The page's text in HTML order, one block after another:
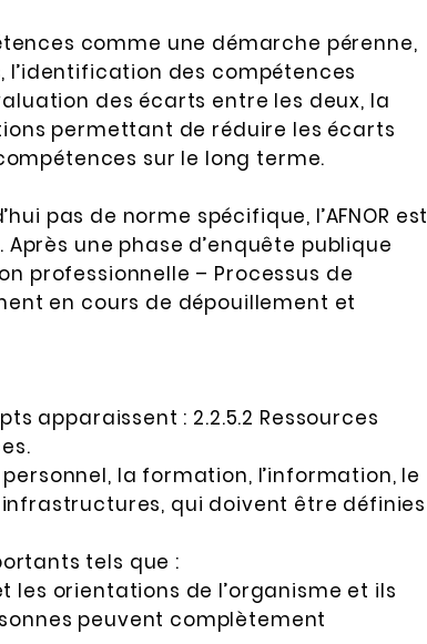
comme une démarche pérenne,
l’identification des compétences
des écarts entre les deux, la
permettant de réduire les écarts
sur le long terme.
pas de norme spécifique, l’AFNOR est
une phase d’enquête publique
professionnelle – Processus de
en cours de dépouillement et
apparaissent : 2.2.5.2 Ressources
la formation, l’information, le
qui doivent être définies
tels que :
les orientations de l’organisme et ils
peuvent complètement